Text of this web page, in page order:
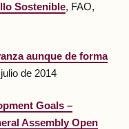
Sostenible, FAO,
aunque de forma
de 2014
Goals –
Assembly Open